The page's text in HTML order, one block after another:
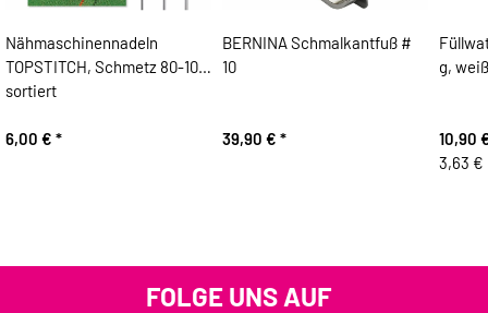
Nähmaschinennadeln
TOPSTITCH, Schmetz 80-100
sortiert
6,00 € *
BERNINA Schmalkantfuß #
10
39,90 € *
g,
10,90
3,63 €
FOLGE UNS AUF